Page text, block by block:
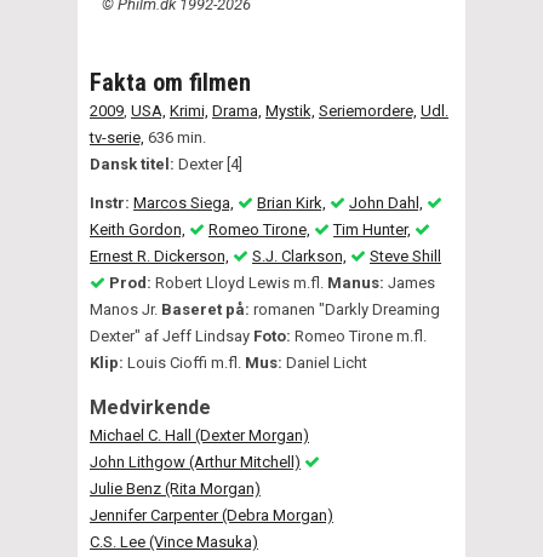
© Philm.dk 1992-2026
Fakta om filmen
2009 USA, Krimi, Drama, Mystik, Seriemordere, Udl.
tv-serie, 636 min.
Dansk titel: Dexter [4]
Instr: Marcos Siega, Brian Kirk,
John Dahl,
Keith Gordon,
Romeo Tirone,
Tim Hunter,
Ernest R. Dickerson,
S.J. Clarkson,
Steve Shill
Prod: Robert Lloyd Lewis m.fl. Manus: James
Manos Jr. Baseret på: romanen "Darkly Dreaming
Dexter" af Jeff Lindsay Foto: Romeo Tirone m.fl.
Klip: Louis Cioffi m.fl. Mus: Daniel Licht
Medvirkende
Michael C. Hall (Dexter Morgan)
John Lithgow (Arthur Mitchell)
Julie Benz (Rita Morgan)
Jennifer Carpenter (Debra Morgan)
C.S. Lee (Vince Masuka)